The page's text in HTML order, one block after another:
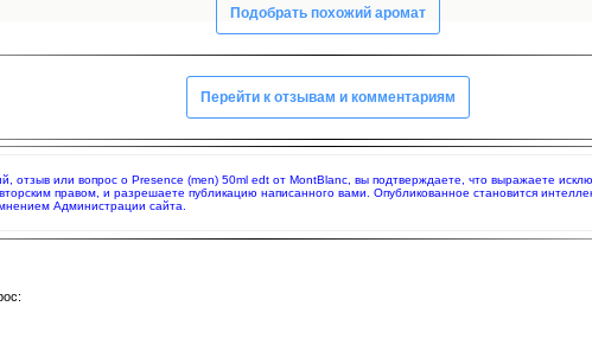
Подобрать похожий аромат
Перейти к отзывам и комментариям
отзыв или вопрос о Presence (men) 50ml edt от MontBlanc, вы подтверждаете, что выражаете
правом, и разрешаете публикацию написанного вами. Опубликованное становится
Администрации сайта.